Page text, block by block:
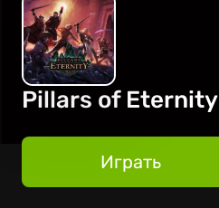
Pillars of Eternity
Играть